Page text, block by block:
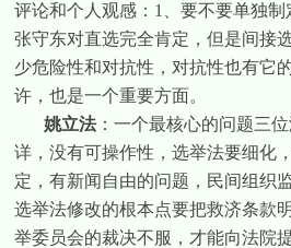
评论和个人观感： 1
、要不要单独
张守东对直选完全肯定，但是间接
少危险性和对抗性，对抗性也有它
许，也是一个重要方面。
姚立法：一个最核心的问题三
详，没有可操作性，选举法要细化
定，有新闻自由的问题，民间组织
选举法修改的根本点要把救济条款
举委员会的裁决不服，才能向法院